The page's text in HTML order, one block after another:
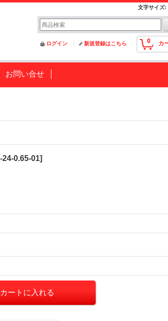
文字サイズ:
0 カ
ログイン 新規登録はこちら
お問い合せ
24-0.65-01]